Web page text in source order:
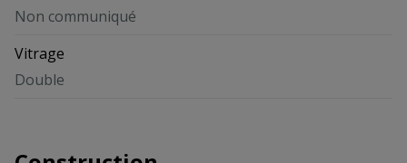
Non communiqué
Vitrage
Double